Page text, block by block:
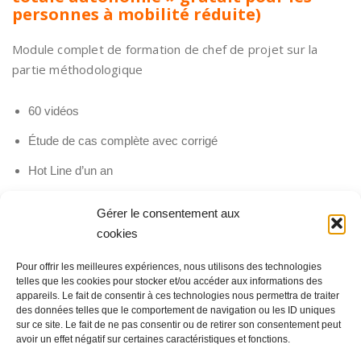
Gérer le consentement aux
cookies
Pour offrir les meilleures expériences, nous utilisons des technologies
telles que les cookies pour stocker et/ou accéder aux informations des
appareils. Le fait de consentir à ces technologies nous permettra de traiter
des données telles que le comportement de navigation ou les ID uniques
sur ce site. Le fait de ne pas consentir ou de retirer son consentement peut
avoir un effet négatif sur certaines caractéristiques et fonctions.
personnes à mobilité réduite)
Module complet de formation de chef de projet sur la
partie méthodologique
60 vidéos
Étude de cas complète avec corrigé
Hot Line d’un an
Cliquez pour accepter les cookies
marketing et activer ce contenu